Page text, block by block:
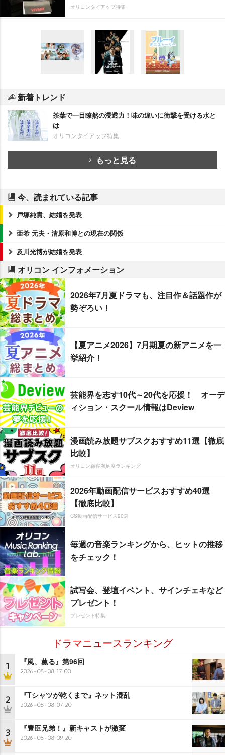
オリコンタイアップ特集
新着トレンド
茶葉で一目瞭然の浸透力！味の違いに衝撃を受ける水と
は
オリコンタイアップ特集
もっと見る
今、読まれている記事
戸塚純貴、結婚を発表
亜希 元夫・清原和博との現在の関係
及川光博が結婚を発表
オリコン インフォメーション
2026年7月夏ドラマも、注目作＆話題作が
勢ぞろい！
【夏アニメ2026】7月期夏の新アニメを一
挙紹介！
芸能界を志す10代～20代を応援！ オーデ
ィション・スクール情報はDeview
漫画読み放題サブスクおすすめ11選【徹底
比較】
オリコン顧客満足度ランキング
2026年動画配信サービスおすすめ40選
【徹底比較】
CS動画配信サービス20選
毎週の音楽ランキングから、ヒットの推移
をチェック！
試写会、登壇イベント、サインチェキなど
プレゼント！
プレゼント特集
ドラマニュースランキング
1 『風、薫る』第96回
2026-08-08 17:00
2 『Tシャツが乾くまで』ネット混乱
2026-08-08 07:20
3 『豊臣兄弟！』新キャストが激変
2026-08-08 09:20